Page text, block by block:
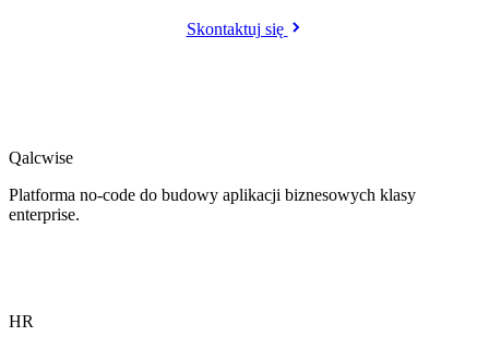
Skontaktuj się
Qalcwise
Platforma no-code do budowy aplikacji biznesowych klasy
enterprise.
HR